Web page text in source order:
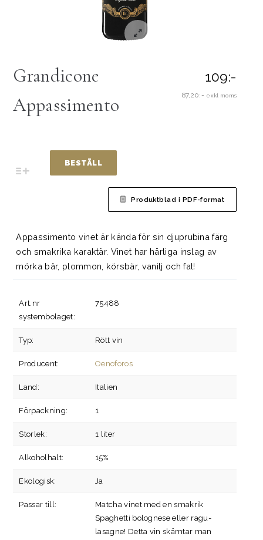
Grandicone
Appassimento
109:-
87,20:- exkl moms
BESTÄLL
Produktblad i PDF-format
Appassimento vinet är kända för sin djuprubina färg
och smakrika karaktär. Vinet har härliga inslag av
mörka bär, plommon, körsbär, vanilj och fat!
Art.nr
systembolaget:
75488
Typ: Rött vin
Producent: Oenoforos
Land: Italien
Förpackning: 1
Storlek: 1 liter
Alkoholhalt: 15%
Ekologisk: Ja
Passar till:
Matcha vinet med en smakrik
Spaghetti bolognese eller ragu-
lasagne! Detta vin skämtar man